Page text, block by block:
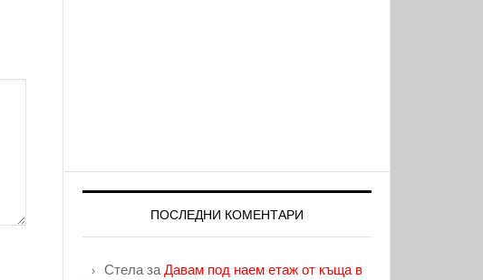
ПОСЛЕДНИ КОМЕНТАРИ
Стела за Давам под наем етаж от къща в